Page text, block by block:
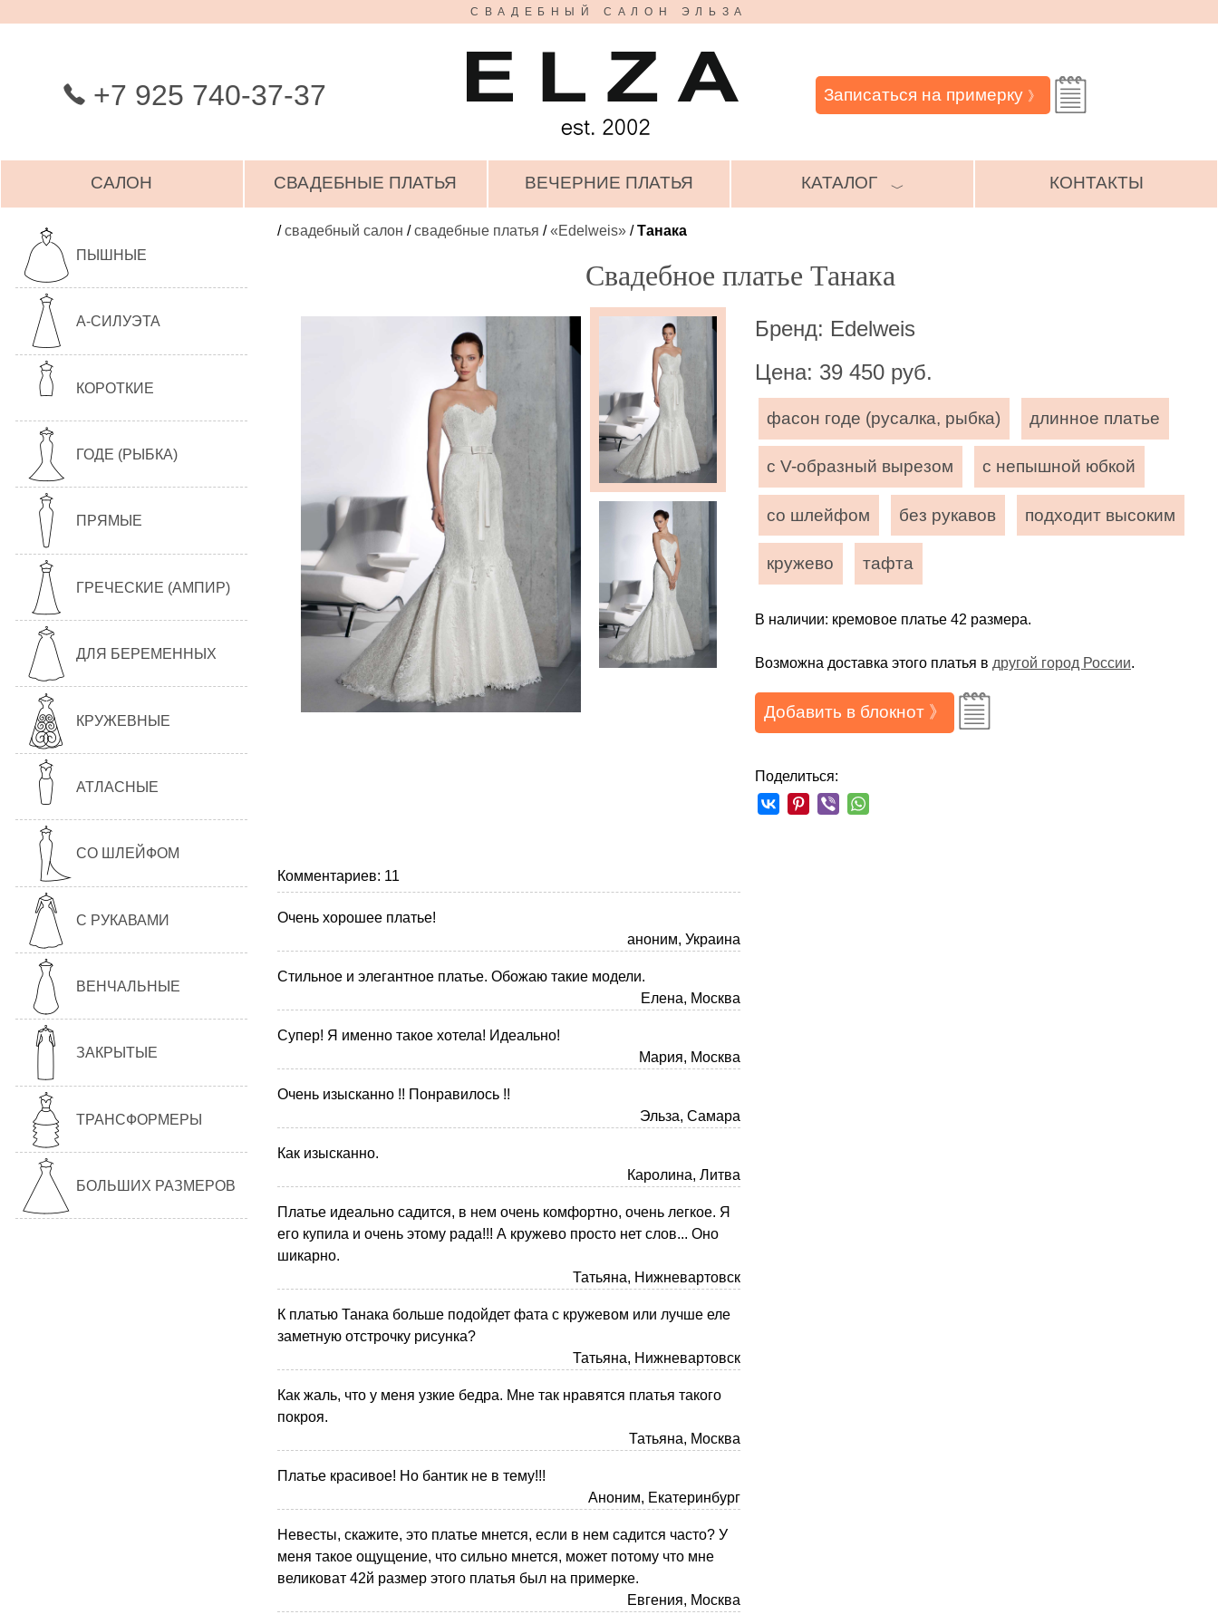
СВАДЕБНЫЙ САЛОН ЭЛЬЗА
+7 925 740-37-37 Записаться на примерку 》
САЛОН СВАДЕБНЫЕ ПЛАТЬЯ ВЕЧЕРНИЕ ПЛАТЬЯ КАТАЛОГ ﹀ КОНТАКТЫ
ПЫШНЫЕ
А-СИЛУЭТА
КОРОТКИЕ
ГОДЕ (РЫБКА)
ПРЯМЫЕ
ГРЕЧЕСКИЕ (АМПИР)
ДЛЯ БЕРЕМЕННЫХ
КРУЖЕВНЫЕ
АТЛАСНЫЕ
СО ШЛЕЙФОМ
С РУКАВАМИ
ВЕНЧАЛЬНЫЕ
ЗАКРЫТЫЕ
ТРАНСФОРМЕРЫ
БОЛЬШИХ РАЗМЕРОВ
/свадебный салон /свадебные платья /«Edelweis» /Танака
Свадебное платье Танака
Бренд: Edelweis
Цена: 39 450 руб.
фасон годе (русалка, рыбка) длинное платье
с V-образный вырезом с непышной юбкой
со шлейфом без рукавов подходит высоким
кружево тафта
В наличии: кремовое платье 42 размера.
Возможна доставка этого платья в другой город России.
Добавить в блокнот 》
Поделиться:
Комментариев: 11
Очень хорошее платье!
аноним, Украина
Стильное и элегантное платье. Обожаю такие модели.
Елена, Москва
Супер! Я именно такое хотела! Идеально!
Мария, Москва
Очень изысканно !! Понравилось !!
Эльза, Самара
Как изысканно.
Каролина, Литва
Платье идеально садится, в нем очень комфортно, очень легкое. Я
его купила и очень этому рада!!! А кружево просто нет слов... Оно
шикарно.
Татьяна, Нижневартовск
К платью Танака больше подойдет фата с кружевом или лучше еле
заметную отстрочку рисунка?
Татьяна, Нижневартовск
Как жаль, что у меня узкие бедра. Мне так нравятся платья такого
покроя.
Татьяна, Москва
Платье красивое! Но бантик не в тему!!!
Аноним, Екатеринбург
Невесты, скажите, это платье мнется, если в нем садится часто? У
меня такое ощущение, что сильно мнется, может потому что мне
великоват 42й размер этого платья был на примерке.
Евгения, Москва